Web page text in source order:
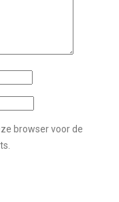
browser voor de